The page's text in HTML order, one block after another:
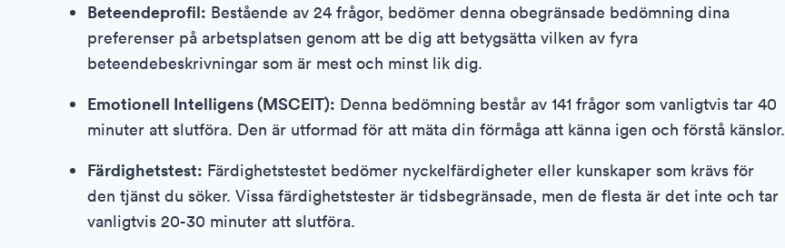
Beteendeprofil: Bestående av 24 frågor, bedömer denna obegränsade bedömning dina
preferenser på arbetsplatsen genom att be dig att betygsätta vilken av fyra
beteendebeskrivningar som är mest och minst lik dig.
Emotionell Intelligens (MSCEIT): Denna bedömning består av 141 frågor som vanligtvis tar 40
minuter att slutföra. Den är utformad för att mäta din förmåga att känna igen och förstå känslor.
Färdighetstest: Färdighetstestet bedömer nyckelfärdigheter eller kunskaper som krävs för
den tjänst du söker. Vissa färdighetstester är tidsbegränsade, men de flesta är det inte och tar
vanligtvis 20-30 minuter att slutföra.